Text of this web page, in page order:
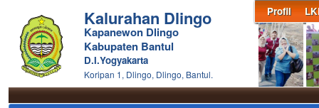
Profil
Kalurahan Dlingo
Kapanewon Dlingo
Kabupaten Bantul
D.I.Yogyakarta
Koripan 1, Dlingo, Dlingo, Bantul.